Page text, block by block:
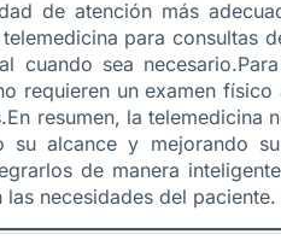
de atención más
para consultas
cuando sea
requieren un examen físico
resumen, la telemedicina
su alcance y mejorando
de manera
necesidades del paciente.